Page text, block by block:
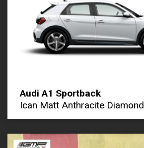
Audi A1 Sportback
Ican Matt Anthracite Diamond